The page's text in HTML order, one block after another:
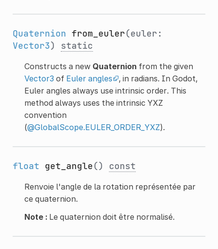
Quaternion from_euler(euler:
Vector3) static
Constructs a new Quaternion from the given
Vector3 of Euler angles
, in radians. In Godot,
Euler angles always use intrinsic order. This
method always uses the intrinsic YXZ
convention
(@GlobalScope.EULER_ORDER_YXZ).
float get_angle() const
Renvoie l'angle de la rotation représentée par
ce quaternion.
Note :Le quaternion doit être normalisé.